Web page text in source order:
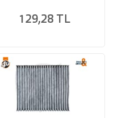
129,28 TL